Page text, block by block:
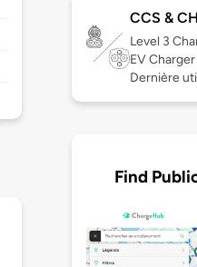
CCS &
Level 3
EV Charger
Dernière
Find